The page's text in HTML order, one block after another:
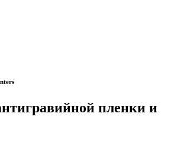
пленки и